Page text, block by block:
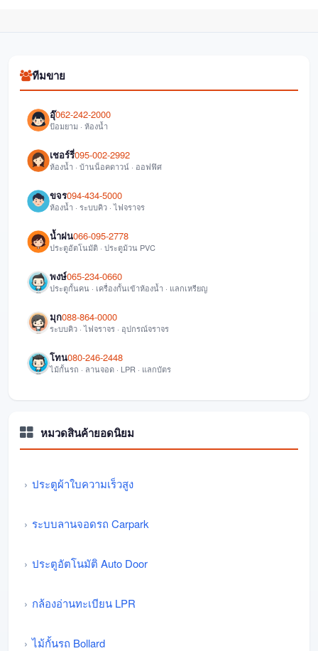
ทีมขาย
อุ๊062-242-2000
ป้อมยาม · ห้องน้ำ
เชอร์รี่095-002-2992
ห้องน้ำ · บ้านน็อคดาวน์ · ออฟฟิศ
ขจร094-434-5000
ห้องน้ำ · ระบบคิว · ไฟจราจร
น้ำฝน066-095-2778
ประตูอัตโนมัติ · ประตูม้วน PVC
พงษ์065-234-0660
ประตูกั้นคน · เครื่องกั้นเข้าห้องน้ำ · แลกเหรียญ
มุก088-864-0000
ระบบคิว · ไฟจราจร · อุปกรณ์จราจร
โทน080-246-2448
ไม้กั้นรถ · ลานจอด · LPR · แลกบัตร
หมวดสินค้ายอดนิยม
ประตูผ้าใบความเร็วสูง
ระบบลานจอดรถ Carpark
ประตูอัตโนมัติ Auto Door
กล้องอ่านทะเบียน LPR
ไม้กั้นรถ Bollard